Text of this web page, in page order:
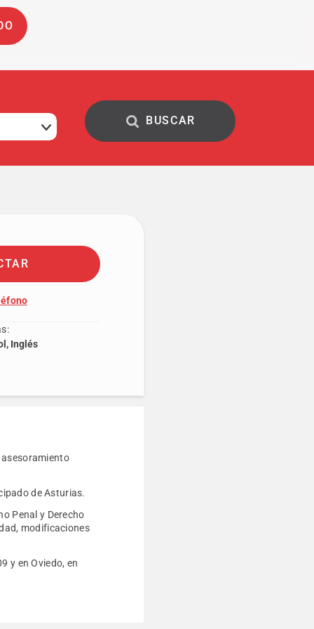
Inglés
asesoramiento
de Asturias.
Penal y Derecho
modificaciones
y en Oviedo, en